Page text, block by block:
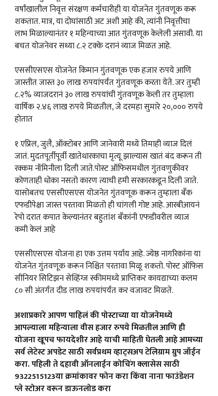
वर्षांखालील निवृत्त संरक्षण कर्मचारीही या योजनेत गुंतवणूक करू
शकतात. मात्र, या दोघांसाठी अट अशी आहे की, त्यांनी निवृत्तीचा
लाभ मिळाल्यानंतर १ महिन्याच्या आत गुंतवणूक केलेली असावी. या
बचत योजनेवर सध्या ८.२ टक्के दरानं व्याज मिळत आहे.
एससीएसएस योजनेत किमान गुंतवणूक एक हजार रुपये आणि
जास्तीत जास्त ३० लाख रुपयांपर्यंत गुंतवणूक करता येते. जर तुम्ही
८.२% व्याजदरानं ३० लाख रुपयांची गुंतवणूक केली तर तुम्हाला
वार्षिक २.४६ लाख रुपये मिळतील, जे दरमहा सुमारे २०,००० रुपये
होतात
१ एप्रिल, जुलै, ऑक्टोबर आणि जानेवारी मध्ये तिमाही व्याज दिलं
जातं. मुदतपूर्तीपूर्वी खातेधारकाचा मृत्यू झाल्यास खातं बंद करून ती
रक्कम नॉमिनीला दिली जाते.पोस्ट ऑफिसमधील गुंतवणुकीवर
कोणताही धोका नसतो कारण त्याची हमी सरकारकडून दिली जाते.
यासोबतच एससीएसएस योजनेत गुंतवणूक करून तुम्हाला बँक
एफडीपेक्षा जास्त परतावा मिळतो ही चांगली गोष्ट आहे. आरबीआयनं
रेपो दरात कपात केल्यानंतर बहुतांश बँकांनी एफडीवरील व्याज
कमी केलं आहे
एससीएसएस योजना हा एक उत्तम पर्याय आहे. ज्येष्ठ नागरिकांना या
योजनेत गुंतवणूक करून निश्चित परतावा मिळू शकतो. पोस्ट ऑफिस
सीनियर सिटिझन सेव्हिंग्ज स्कीममध्ये प्राप्तिकर कायद्याच्या कलम
८० सी अंतर्गत दीड लाख रुपयांपर्यंत कर वजावट मिळते.
अशाप्रकारे आपण पाहिलं की पोस्टाच्या या योजनेमध्ये
आपल्याला महिन्याला वीस हजार रुपये मिळतील आणि ही
योजना खूपच फायदेशीर आहे याची माहिती घेतली आहे आमच्या
सर्व लेटेस्ट अपडेट साठी सर्वप्रथम व्हाट्सअप टेलिग्राम ग्रुप जॉईन
करा. पहिली ते दहावी ऑनलाईन कोचिंग क्लासेस साठी
9322515123या क्रमांकावर फोन करा किंवा नाना फाउंडेशन
प्ले स्टोअर वरून डाऊनलोड करा